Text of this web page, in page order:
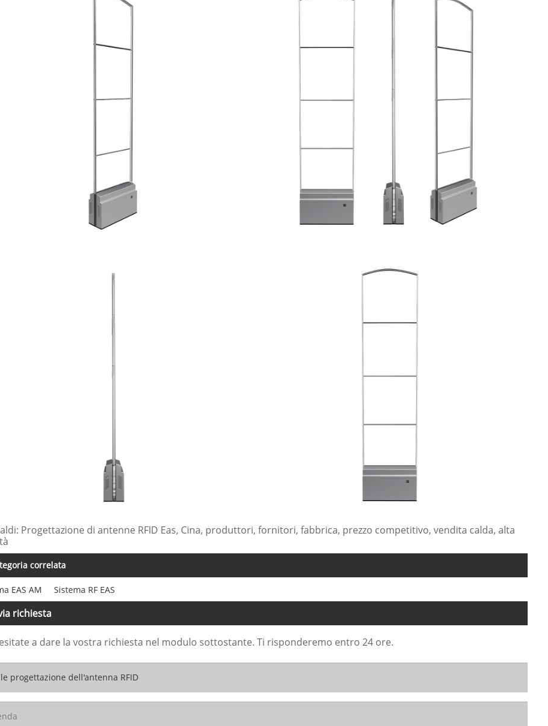
Progettazione di antenne RFID Eas, Cina, produttori, fornitori, fabbrica, prezzo competitivo, vendita calda, alta
correlata
EAS AM Sistema RF EAS
richiesta
a dare la vostra richiesta nel modulo sottostante. Ti risponderemo entro 24 ore.